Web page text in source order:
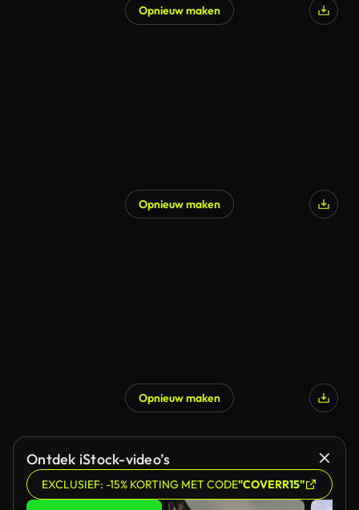
Opnieuw maken
Opnieuw maken
Opnieuw maken
Ontdek iStock-video’s
EXCLUSIEF: -15% KORTING MET CODE"COVERR15"